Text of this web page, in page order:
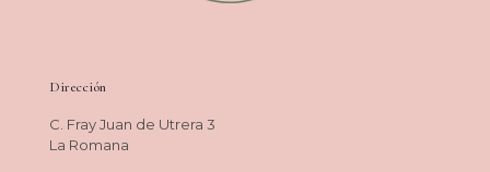
Dirección
C. Fray Juan de Utrera 3
La Romana